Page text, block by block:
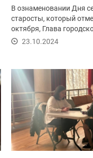
В ознаменовании Дня
старосты, который
октября, Глава
Дмитрий
23.10.2024